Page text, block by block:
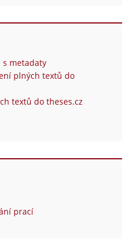
s metadaty
plných textů do
textů do theses.cz
prací